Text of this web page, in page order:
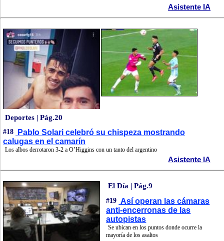
Asistente IA
Deportes | Pág.20
#18
Pablo Solari celebró su chispeza mostrando
calugas en el camarín
Los albos derrotaron 3-2 a O’Higgins con un tanto del argentino
Asistente IA
El Día | Pág.9
#19 Así operan las cámaras
anti-encerronas de las
autopistas
Se ubican en los puntos donde ocurre la
mayoría de los asaltos